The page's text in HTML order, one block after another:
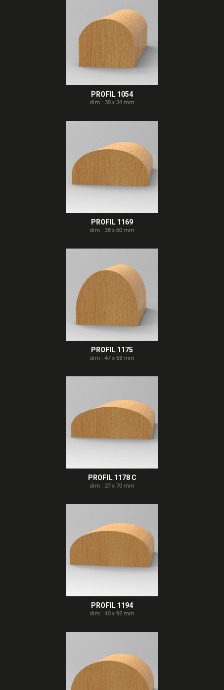
PROFIL 1054
dim : 30 x 34 mm
PROFIL 1169
dim : 28 x 60 mm
PROFIL 1175
dim : 47 x 53 mm
PROFIL 1178 C
dim : 27 x 70 mm
PROFIL 1194
dim : 40 x 92 mm